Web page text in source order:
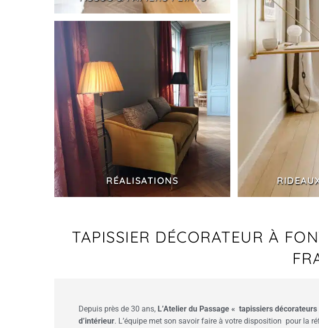
RÉALISATIONS
TAPISSIER DÉCORATEUR À
Depuis près de 30 ans, L’Atelier du Passage « tapissiers décorateurs
d’intérieur. L’équipe met son savoir faire à votre disposition pour la